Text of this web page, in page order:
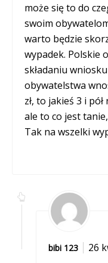
może się to do
swoim
warto będzie
wypadek. Polskie
składaniu
obywatelstwa
zł, to jakieś 3 i
ale to co jest
Tak na wszelki
bibi 123
26